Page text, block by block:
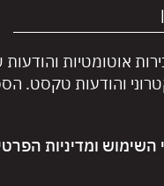
אוטומטיות
והודעות טקסט.
השימוש ומדיניות